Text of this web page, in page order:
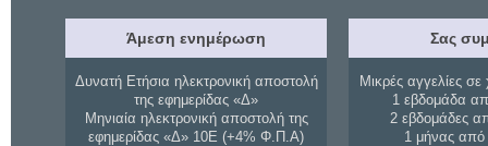
Άμεση ενημέρωση
Δυνατή Ετήσια ηλεκτρονική αποστολή
της εφημερίδας «Δ»
Μηνιαία ηλεκτρονική αποστολή της
εφημερίδας «Δ» 10Ε (+4% Φ.Π.Α)
Σας
Μικρές αγγελίες σε
1 εβδομάδα
2 εβδομάδες
1 μήνας